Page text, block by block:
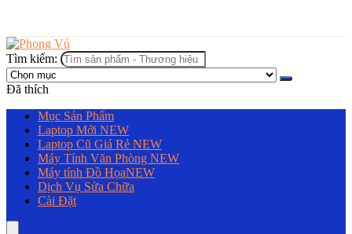
Tìm kiếm:
Đã thích
Mục Sản Phẩm
Laptop Mới NEW
Laptop Cũ Giá Rẻ NEW
Máy Tính Văn Phòng NEW
Máy tính Đồ HọaNEW
Dịch Vụ Sửa Chữa
Cài Đặt